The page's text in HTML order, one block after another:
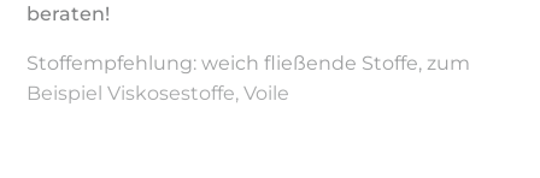
beraten!
Stoffempfehlung: weich fließende Stoffe, zum
Beispiel Viskosestoffe, Voile